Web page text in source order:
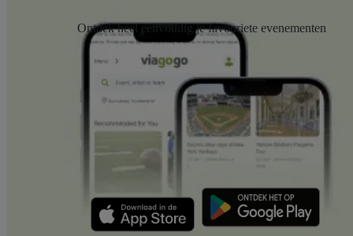
Ontdek heel eenvoudig je favouriete evenementen